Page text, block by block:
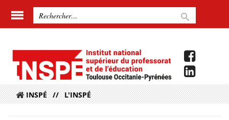
INSPÉ L'INSPÉ